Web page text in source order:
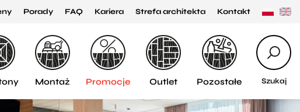
Porady FAQ Kariera Strefa architekta Kontakt
Szukaj
Montaż Promocje Outlet Pozostałe